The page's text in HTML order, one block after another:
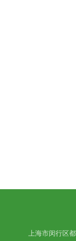
上海市闵行区